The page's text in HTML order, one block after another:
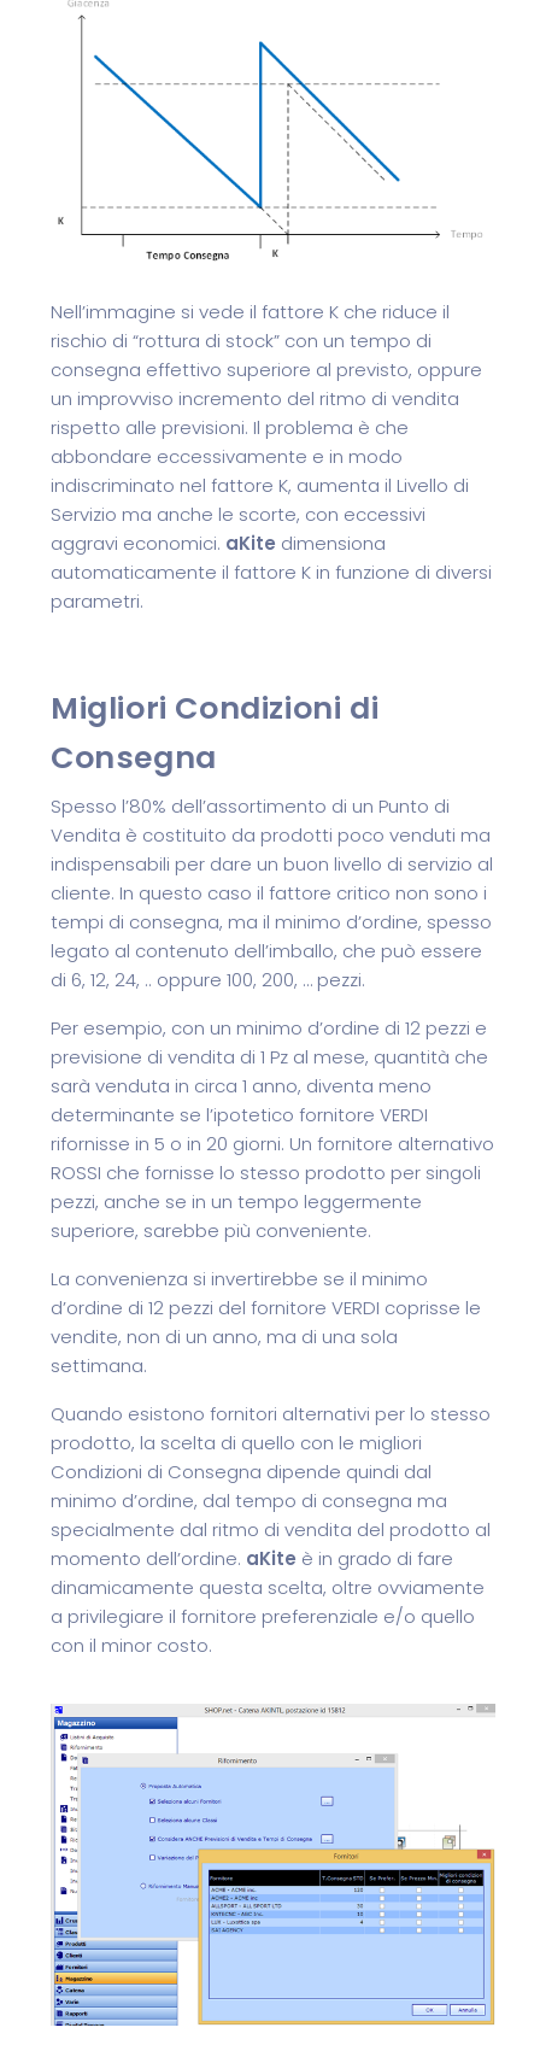
Nell’immagine si vede il fattore K che riduce il
rischio di “rottura di stock” con un tempo di
consegna effettivo superiore al previsto, oppure
un improvviso incremento del ritmo di vendita
rispetto alle previsioni. Il problema è che
abbondare eccessivamente e in modo
indiscriminato nel fattore K, aumenta il Livello di
Servizio ma anche le scorte, con eccessivi
aggravi economici. aKite dimensiona
automaticamente il fattore K in funzione di diversi
parametri.
Migliori Condizioni di
Consegna
Spesso l’80% dell’assortimento di un Punto di
Vendita è costituito da prodotti poco venduti ma
indispensabili per dare un buon livello di servizio al
cliente. In questo caso il fattore critico non sono i
tempi di consegna, ma il minimo d’ordine, spesso
legato al contenuto dell’imballo, che può essere
di 6, 12, 24, .. oppure 100, 200, … pezzi.
Per esempio, con un minimo d’ordine di 12 pezzi e
previsione di vendita di 1 Pz al mese, quantità che
sarà venduta in circa 1 anno, diventa meno
determinante se l’ipotetico fornitore VERDI
rifornisse in 5 o in 20 giorni. Un fornitore alternativo
ROSSI che fornisse lo stesso prodotto per singoli
pezzi, anche se in un tempo leggermente
superiore, sarebbe più conveniente.
La convenienza si invertirebbe se il minimo
d’ordine di 12 pezzi del fornitore VERDI coprisse le
vendite, non di un anno, ma di una sola
settimana.
Quando esistono fornitori alternativi per lo stesso
prodotto, la scelta di quello con le migliori
Condizioni di Consegna dipende quindi dal
minimo d’ordine, dal tempo di consegna ma
specialmente dal ritmo di vendita del prodotto al
momento dell’ordine. aKite è in grado di fare
dinamicamente questa scelta, oltre ovviamente
a privilegiare il fornitore preferenziale e/o quello
con il minor costo.